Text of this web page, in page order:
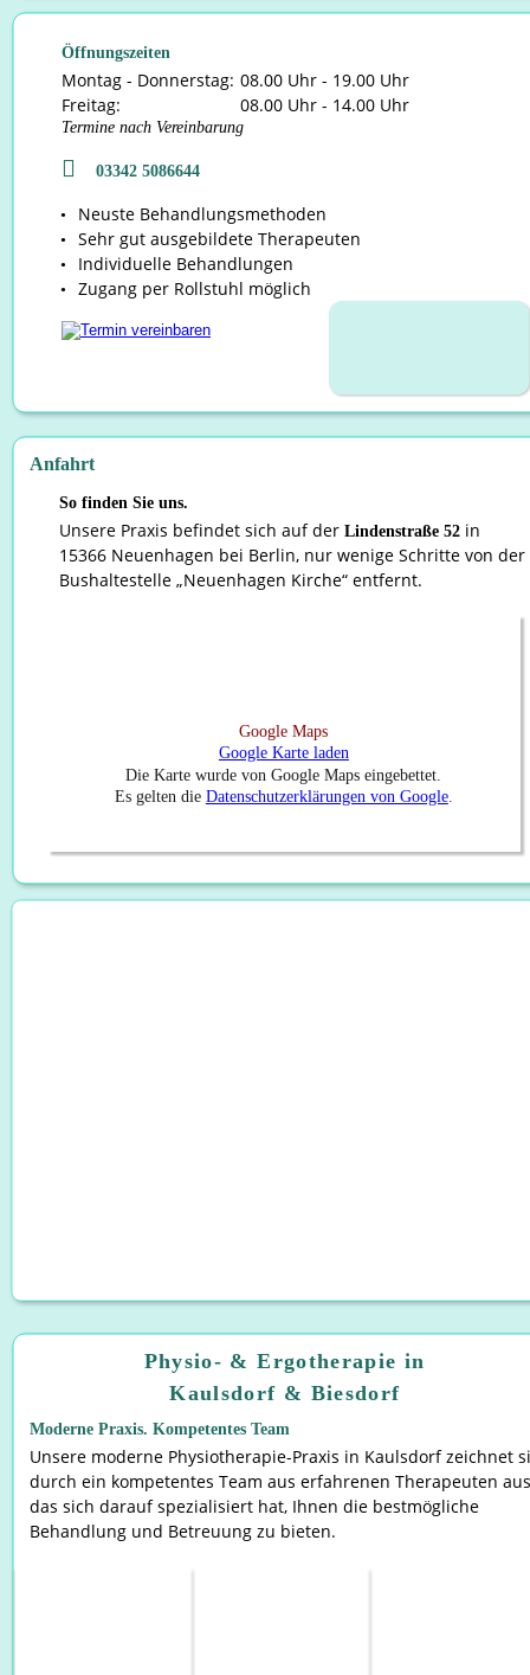
Physio- & Ergotherapie in
Kaulsdorf & Biesdorf
Moderne Praxis. Kompetentes Team​
Unsere moderne Physiotherapie-Praxis in Kaulsdorf zeichnet
durch ein kompetentes Team aus erfahrenen Therapeuten
das sich darauf spezialisiert hat, Ihnen die bestmögliche
Behandlung und Betreuung zu bieten.
Öffnungszeiten
Montag - Donnerstag: 08.00 Uhr - 19.00 Uhr
Freitag:
08.00 Uhr - 14.00 Uhr
Termine nach Vereinbarung
 03342 5086644
• Neuste Behandlungsmethoden
• Sehr gut ausgebildete Therapeuten
• Individuelle Behandlungen
• Zugang per Rollstuhl möglich
So finden Sie uns.
Unsere Praxis befindet sich auf der Lindenstraße 52 in
15366 Neuenhagen bei Berlin, nur wenige Schritte von der
Bushaltestelle „Neuenhagen Kirche“ entfernt.
Anfahrt
Google Maps
Google Karte laden
Die Karte wurde von Google Maps eingebettet.
Es gelten die Datenschutzerklärungen von Google.